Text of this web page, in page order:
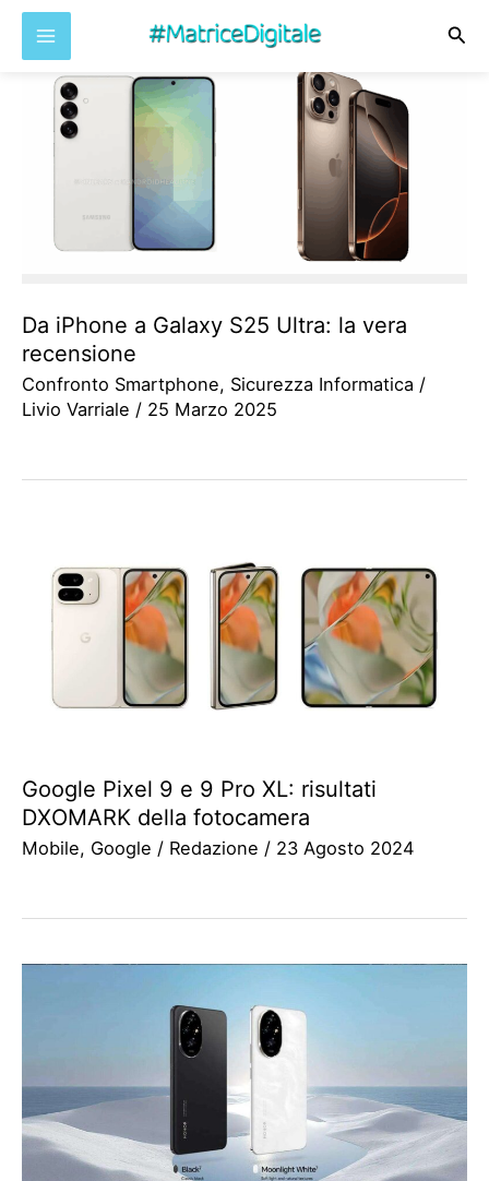
contenuto
Da iPhone a Galaxy S25 Ultra: la vera
recensione
Confronto Smartphone, Sicurezza Informatica /
Livio Varriale / 25 Marzo 2025
Google Pixel 9 e 9 Pro XL: risultati
DXOMARK della fotocamera
Mobile, Google / Redazione / 23 Agosto 2024